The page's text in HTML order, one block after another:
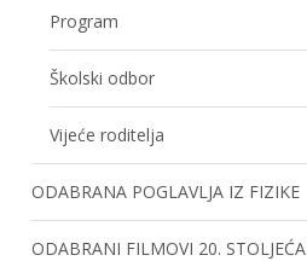
Program
Školski odbor
Vijeće roditelja
ODABRANA POGLAVLJA IZ FIZIKE
ODABRANI FILMOVI 20. STOLJEĆA